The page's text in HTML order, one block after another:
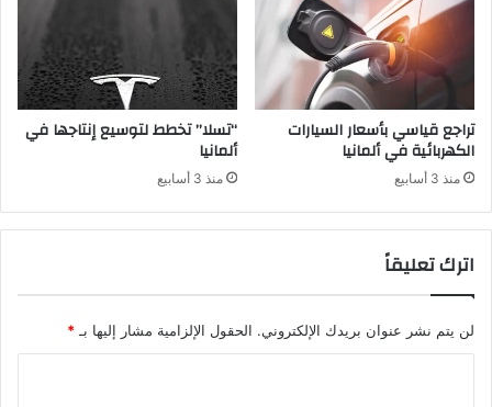
تراجع قياسي بأسعار السيارات
الكهربائية في ألمانيا
منذ 3 أسابيع
“تسلا” تخطط لتوسيع إنتاجها في
ألمانيا
منذ 3 أسابيع
اترك تعليقاً
لن يتم نشر عنوان بريدك الإلكتروني. الحقول الإلزامية مشار إليها بـ *